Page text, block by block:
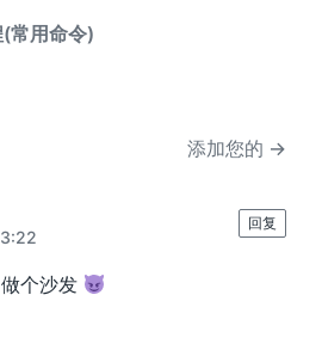
常用命令)
添加您的 →
个沙发
回复